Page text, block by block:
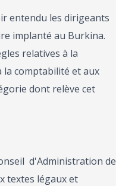
entendu les dirigeants
implanté au Burkina.
relatives à la
la comptabilité et aux
dont relève cet
d'Administration de
textes légaux et